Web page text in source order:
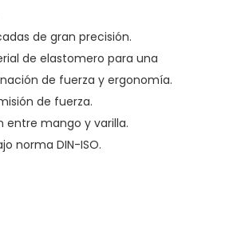
de gran precisión.
de elastomero para una
de fuerza y ergonomía.
de fuerza.
entre mango y varilla.
norma DIN-ISO.